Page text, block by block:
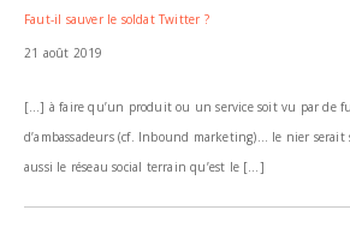
Faut-il sauver le soldat Twitter ?
21 août 2019
[…] à faire qu’un produit ou un service soit vu par de
d’ambassadeurs (cf. Inbound marketing)… le nier serait
aussi le réseau social terrain qu’est le […]